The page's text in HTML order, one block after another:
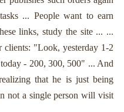
... People want to earn
links, study the site ... ...
clients: "Look, yesterday 1-2
- 200, 300, 500" ... And
that he is just being
not a single person will visit